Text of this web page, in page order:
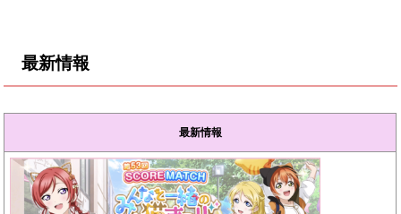
最新情報
最新情報